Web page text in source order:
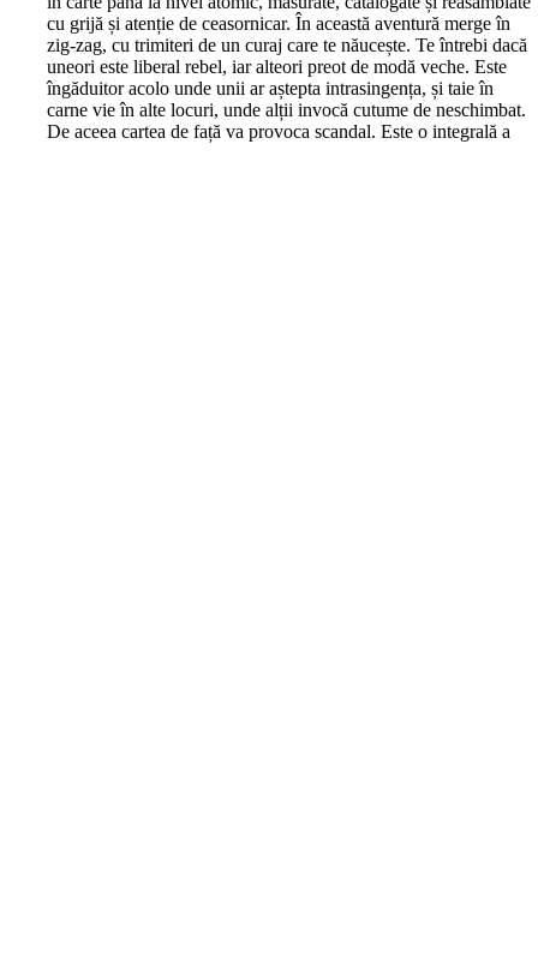
cu grijă și atenție de ceasornicar. În această aventură merge în
zig-zag, cu trimiteri de un curaj care te năucește. Te întrebi dacă
uneori este liberal rebel, iar alteori preot de modă veche. Este
îngăduitor acolo unde unii ar aștepta intrasingența, și taie în
carne vie în alte locuri, unde alții invocă cutume de neschimbat.
De aceea cartea de față va provoca scandal. Este o integrală a